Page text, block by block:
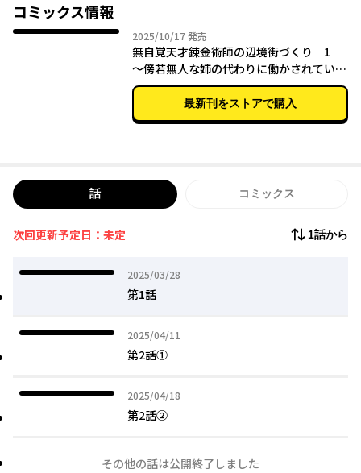
地位も婚約者も失って悲しむ姿を期待した彼らを横目に向かった
辺境でルミナを待っていたのは、ラットマン王国の王子殿下・エ
コミックス情報
2025/10/172025年10月17日
発売
無自覚天才錬金術師の辺境街づくり 1
～傍若無人な姉の代わりに働かされていた
妹、辺境領地に左遷されたと思ったら待っ
ていたのは王子様でした!?～
最新刊をストアで購入
話 コミックス
次回更新予定日：未定 1話から
2025/03/28
2025年03月28日
第1話
2025/04/11
2025年04月11日
第2話①
2025/04/18
2025年04月18日
第2話②
その他の話は公開終了しました